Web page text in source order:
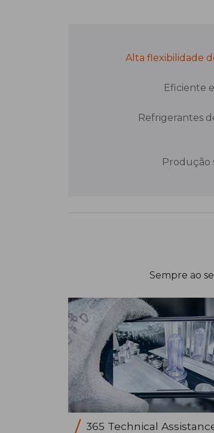
Alta flexibilidade
Eficiente
Refrigerantes
Produção
Sempre ao
365 Technical